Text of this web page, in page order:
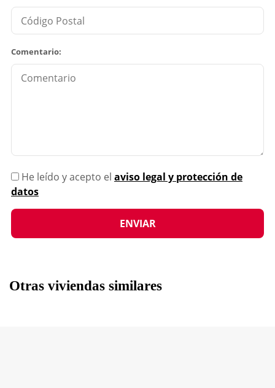
Comentario:
He leído y acepto el aviso legal y protección de
datos
Otras viviendas similares